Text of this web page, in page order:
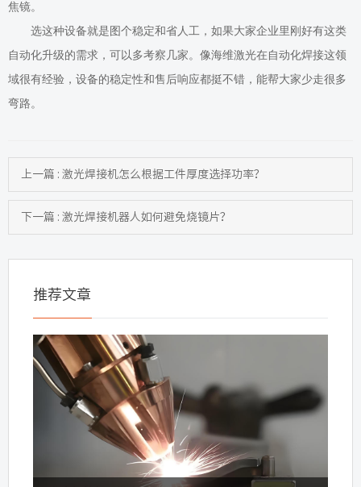
焦镜。
选这种设备就是图个稳定和省人工 ， 如果大家企业里 刚好有这类
自动化升级的需求，可以多考察几家。像海维激光在自动化焊接这领
域很有经验 ，设备的稳定性和售后响应都挺不错，能帮大家少走很多
弯路。
上一篇 : 激光焊接机怎么根据工件厚度选择功率？
下一篇 : 激光焊接机器人如何避免烧镜片？
推荐文章